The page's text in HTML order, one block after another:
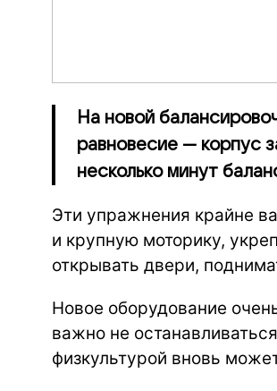
На новой
равновесие — корпус
несколько минут
Эти упражнения крайне
и крупную моторику,
открывать двери,
Новое оборудование
важно не
физкультурой вновь